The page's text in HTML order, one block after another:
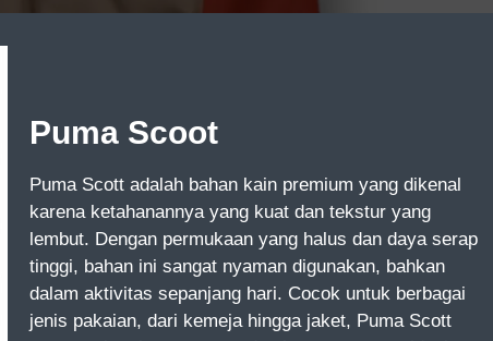
Puma Scoot
Puma Scott adalah bahan kain premium yang dikenal
karena ketahanannya yang kuat dan tekstur yang
lembut. Dengan permukaan yang halus dan daya serap
tinggi, bahan ini sangat nyaman digunakan, bahkan
dalam aktivitas sepanjang hari. Cocok untuk berbagai
jenis pakaian, dari kemeja hingga jaket, Puma Scott